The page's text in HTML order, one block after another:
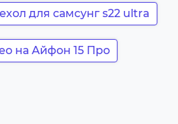
для самсунг s22 ultra
на Айфон 15 Про